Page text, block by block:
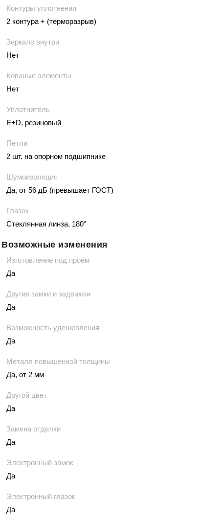
Контуры уплотнения
2 контура + (терморазрыв)
Зеркало внутри
Нет
Кованые элементы
Нет
Уплотнитель
E+D, резиновый
Петли
2 шт. на опорном подшипнике
Шумоизоляция
Да, от 56 дБ (превышает ГОСТ)
Глазок
Стеклянная линза, 180°
Возможные изменения
Изготовление под проём
Да
Другие замки и задвижки
Да
Возможность удешевления
Да
Металл повышенной толщины
Да, от 2 мм
Другой цвет
Да
Замена отделки
Да
Электронный замок
Да
Электронный глазок
Да